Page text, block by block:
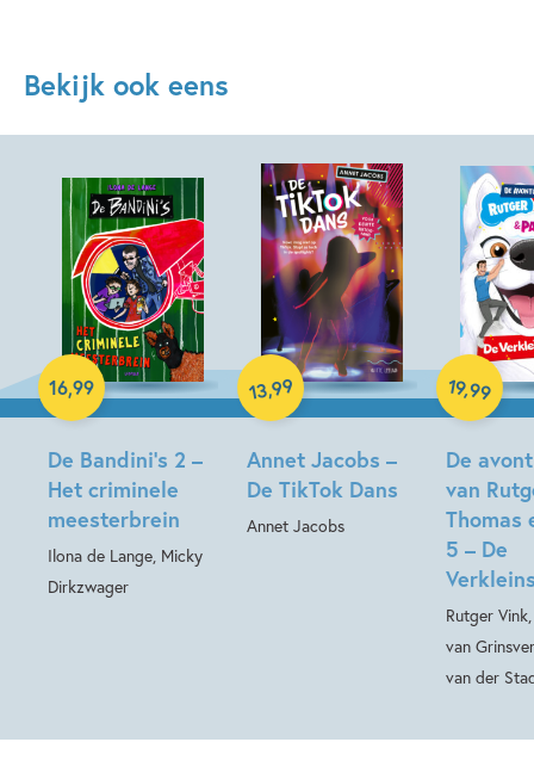
Bekijk ook eens
De Bandini’s 2 –
Het criminele
meesterbrein
Ilona de Lange, Micky
Dirkzwager
16,99
Hardcover
Annet Jacobs –
De TikTok Dans
Annet Jacobs
13,99
Hardcover
De
van
Thomas
5 – De
Rutger
van
van der
19,99
Hardcover